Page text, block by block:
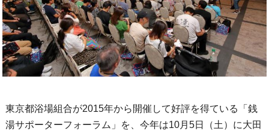
東京都浴場組合が2015年から開催して好評を得ている「銭
湯サポーターフォーラム」を、今年は10月5日（土）に大田